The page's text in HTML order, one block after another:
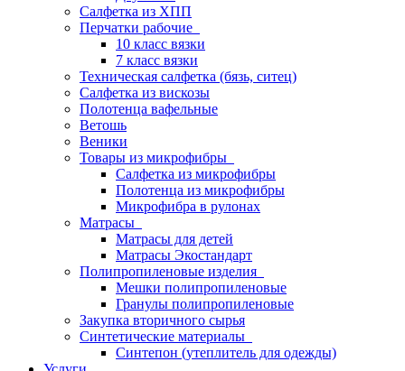
Салфетка из ХПП
Перчатки рабочие
10 класс вязки
7 класс вязки
Техническая салфетка (бязь, ситец)
Салфетка из вискозы
Полотенца вафельные
Ветошь
Веники
Товары из микрофибры
Салфетка из микрофибры
Полотенца из микрофибры
Микрофибра в рулонах
Матрасы
Матрасы для детей
Матрасы Экостандарт
Полипропиленовые изделия
Мешки полипропиленовые
Гранулы полипропиленовые
Закупка вторичного сырья
Синтетические материалы
Синтепон (утеплитель для одежды)